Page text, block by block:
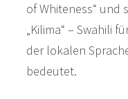
of Whiteness“ und
„Kilima“ – Swahili
der lokalen
bedeutet.